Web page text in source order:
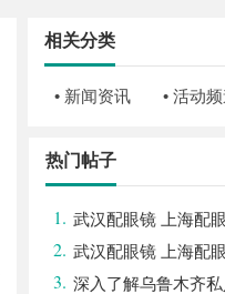
相关分类
• 新闻资讯 • 活动
热门帖子
1. 武汉配眼镜 上海配
2. 武汉配眼镜 上海配
3. 深入了解乌鲁木齐